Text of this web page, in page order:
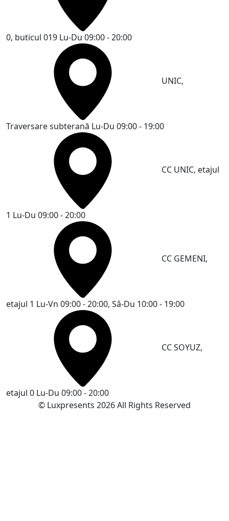
0, buticul 019 Lu-Du 09:00 - 20:00
UNIC,
Traversare subterană Lu-Du 09:00 - 19:00
CC UNIC, etajul
1 Lu-Du 09:00 - 20:00
CC GEMENI,
etajul 1 Lu-Vn 09:00 - 20:00, Sâ-Du 10:00 - 19:00
CC SOYUZ,
etajul 0 Lu-Du 09:00 - 20:00
© Luxpresents 2026 All Rights Reserved